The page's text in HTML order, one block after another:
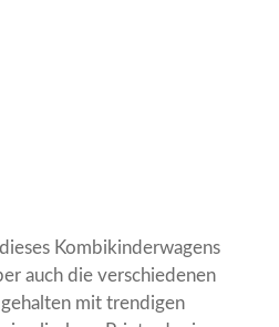
Kombikinderwagens
auch die verschiedenen
mit trendigen